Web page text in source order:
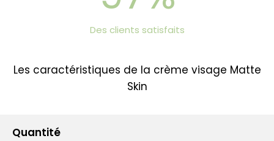
Des clients satisfaits
Les caractéristiques de la crème visage Matte
Skin
Quantité